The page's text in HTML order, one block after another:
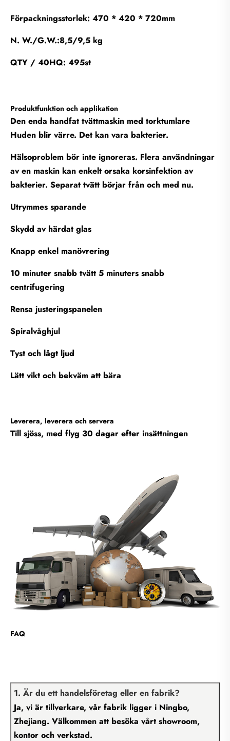
Förpackningsstorlek: 470 * 420 * 720mm
N. W./G.W.:8,5/9,5 kg
QTY / 40HQ: 495st
Produktfunktion och applikation
Den enda handfat tvättmaskin med torktumlare
Huden blir värre. Det kan vara bakterier.
Hälsoproblem bör inte ignoreras. Flera användningar
av en maskin kan enkelt orsaka korsinfektion av
bakterier. Separat tvätt börjar från och med nu.
Utrymmes sparande
Skydd av härdat glas
Knapp enkel manövrering
10 minuter snabb tvätt 5 minuters snabb
centrifugering
Rensa justeringspanelen
Spiralvåghjul
Tyst och lågt ljud
Lätt vikt och bekväm att bära
Leverera, leverera och servera
Till sjöss, med flyg 30 dagar efter insättningen
FAQ
1. Är du ett handelsföretag eller en fabrik?
Ja, vi är tillverkare, vår fabrik ligger i Ningbo,
Zhejiang. Välkommen att besöka vårt showroom,
kontor och verkstad.